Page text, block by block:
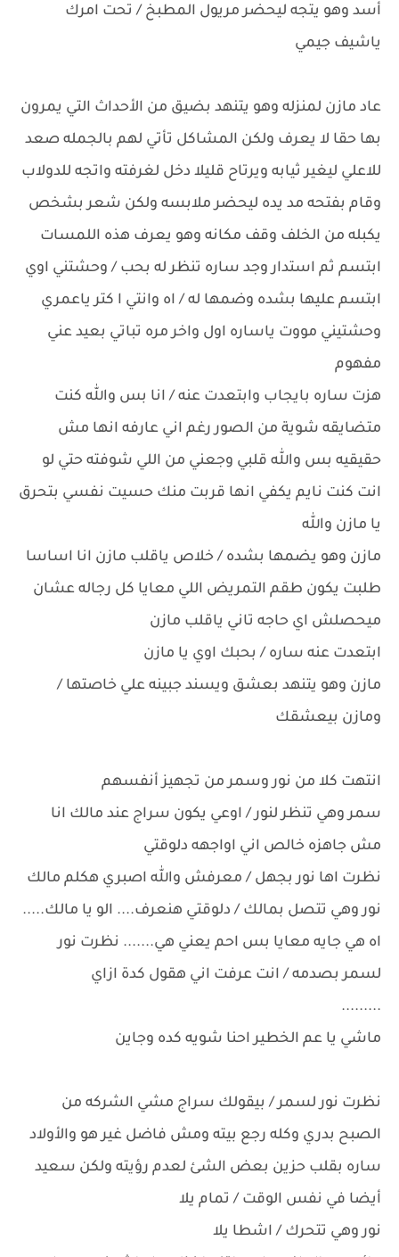
أسد وهو يتجه ليحضر مريول المطبخ / تحت امرك
ياشيف جيمي
عاد مازن لمنزله وهو يتنهد بضيق من الأحداث التي يمرون
بها حقا لا يعرف ولكن المشاكل تأتي لهم بالجمله صعد
للاعلي ليغير ثيابه ويرتاح قليلا دخل لغرفته واتجه للدولاب
وقام بفتحه مد يده ليحضر ملابسه ولكن شعر بشخص
يكبله من الخلف وقف مكانه وهو يعرف هذه اللمسات
ابتسم ثم استدار وجد ساره تنظر له بحب / وحشتني اوي
ابتسم عليها بشده وضمها له / اه وانتي ا كتر ياعمري
وحشتيني مووت ياساره اول واخر مره تباتي بعيد عني
مفهوم
هزت ساره بايجاب وابتعدت عنه / انا بس والله كنت
متضايقه شوية من الصور رغم اني عارفه انها مش
حقيقيه بس والله قلبي وجعني من اللي شوفته حتي لو
انت كنت نايم يكفي انها قربت منك حسيت نفسي بتحرق
يا مازن والله
مازن وهو يضمها بشده / خلاص ياقلب مازن انا اساسا
طلبت يكون طقم التمريض اللي معايا كل رجاله عشان
ميحصلش اي حاجه تاني ياقلب مازن
ابتعدت عنه ساره / بحبك اوي يا مازن
مازن وهو يتنهد بعشق ويسند جبينه علي خاصتها /
ومازن بيعشقك
انتهت كلا من نور وسمر من تجهيز أنفسهم
سمر وهي تنظر لنور / اوعي يكون سراج عند مالك انا
مش جاهزه خالص اني اواجهه دلوقتي
نظرت اها نور بجهل / معرفش والله اصبري هكلم مالك
نور وهي تتصل بمالك / دلوقتي هنعرف.... الو يا مالك.....
اه هي جايه معايا بس احم يعني هي....... نظرت نور
لسمر بصدمه / انت عرفت اني هقول كدة ازاي
.........
ماشي يا عم الخطير احنا شويه كده وجاين
نظرت نور لسمر / بيقولك سراج مشي الشركه من
الصبح بدري وكله رجع بيته ومش فاضل غير هو والأولاد
ساره بقلب حزين بعض الشئ لعدم رؤيته ولكن سعيد
أيضا في نفس الوقت / تمام يلا
نور وهي تتحرك / اشطا يلا